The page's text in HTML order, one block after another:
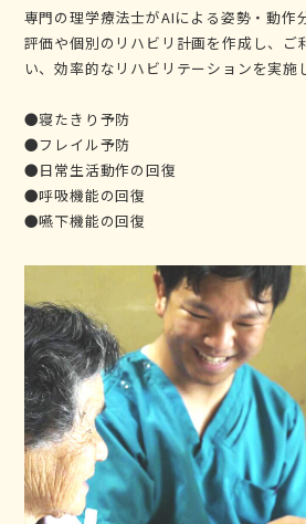
専門の理学療法士がAIによる姿勢・動作
評価や個別のリハビリ計画を作成し、ご
い、効率的なリハビリテーションを実施
●寝たきり予防
●フレイル予防
●日常生活動作の回復
●呼吸機能の回復
●嚥下機能の回復